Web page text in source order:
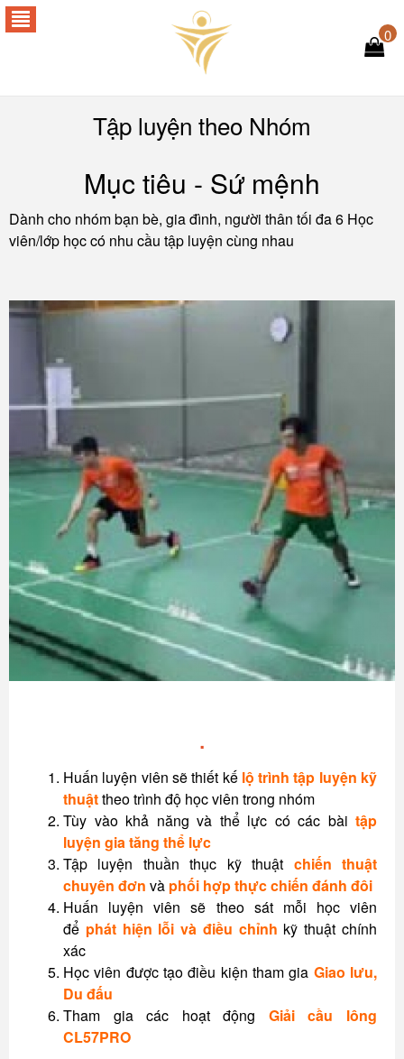
0
Tập luyện theo Nhóm
Mục tiêu - Sứ mệnh
Dành cho nhóm bạn bè, gia đình, người thân tối đa 6 Học
viên/lớp học có nhu cầu tập luyện cùng nhau
.
Huấn luyện viên sẽ thiết kế lộ trình tập luyện kỹ
thuậttheo trình độ học viên trong nhóm
Tùy vào khả năng và thể lực có các bài tập
luyện gia tăng thể lực
Tập luyện thuần thục kỹ thuật chiến thuật
chuyên đơn và phối hợp thực chiến đánh đôi
Huấn luyện viên sẽ theo sát mỗi học viên
để phát hiện lỗi và điều chỉnh kỹ thuật chính
xác
Học viên được tạo điều kiện tham gia Giao lưu,
Du đấu
Tham gia các hoạt động Giải cầu lông
CL57PRO